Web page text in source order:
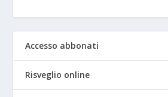
Accesso abbonati
Risveglio online